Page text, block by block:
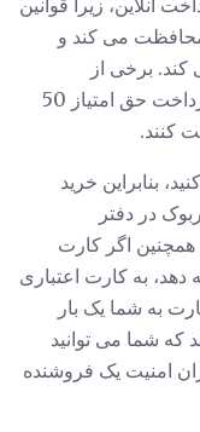
آنلاین، زیرا قوانین
محافظت می کند و
محدود می کند. برخی از
صادرکنندگان کارت ممكن است حتی از پرداخت حق امتیاز 50
كنند.
بنابراین خرید
در دفتر
همچنین اگر کارت
به کارت اعتباری
به شما یک بار
که شما می توانید
امنیت یک فروشنده